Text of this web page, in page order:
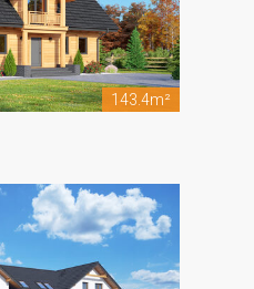
143.4m²